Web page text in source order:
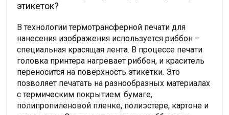
этикеток?
В технологии термотрансферной печати для
нанесения изображения используется риббон –
специальная красящая лента. В процессе печати
головка принтера нагревает риббон, и краситель
переносится на поверхность этикетки. Это
позволяет печатать на разнообразных материалах
с термическим покрытием: бумаге,
полипропиленовой пленке, полиэстере, картоне и